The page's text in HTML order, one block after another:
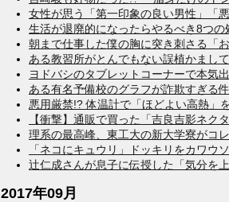
女性が思う「第一印象の良い男性」「
生活が退廃的になったらやるべき8つ
朝まで仕事した僕の胸に突き刺さる「
ある教習所がとんでもない誤植かまし
ヨドバシのタブレットコーナーで本気
ある有名予備校のグラフが詐欺すぎる
悪用厳禁!? 体温計で「ほどよい高熱」
【衝撃】通販で買った「吉良吉影ネク
理系の最高峰、東工大の新大学寮がコ
「ネコにキュウリ」ドッキリをカワウ
辻仁成さんが息子に伝授した「気分を
2017年09月